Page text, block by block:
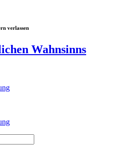
verlassen
Wahnsinns